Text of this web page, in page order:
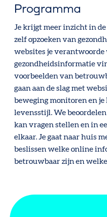
Programma
Je krijgt meer inzicht in
zelf opzoeken van
websites je
gezondheidsinformatie
voorbeelden van
gaan aan de slag met
beweging monitoren en
levensstijl. We
kan vragen stellen en in
elkaar. Je gaat naar huis
beslissen welke online
betrouwbaar zijn en